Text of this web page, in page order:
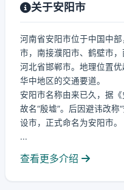
关于安阳市
河南省安阳市位于中国中
市，南接濮阳市、鹤壁市
河北省邯郸市。地理位置
华中地区的交通要道。
安阳市名称由来已久，据
故名“殷墟”。后因避讳改称
设市，正式命名为安阳市。
...
查看更多介绍